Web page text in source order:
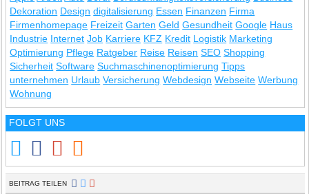
Dekoration Design digitalisierung Essen Finanzen Firma
Firmenhomepage Freizeit Garten Geld Gesundheit Google Haus
Industrie Internet Job Karriere KFZ Kredit Logistik Marketing
Optimierung Pflege Ratgeber Reise Reisen SEO Shopping
Sicherheit Software Suchmaschinenoptimierung Tipps
unternehmen Urlaub Versicherung Webdesign Webseite Werbung
Wohnung
FOLGT UNS
BEITRAG TEILEN